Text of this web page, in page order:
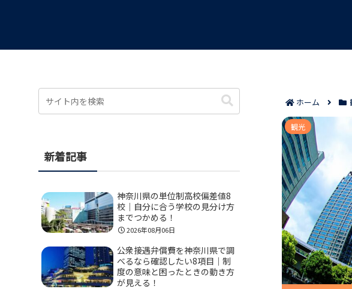
ホーム
横
観光
新着記事
神奈川県の単位制高校偏差値8
校｜自分に合う学校の見分け方
までつかめる！
2026年08月06日
公衆接遇弁償費を神奈川県で調
べるなら確認したい8項目｜制
度の意味と困ったときの動き方
が見える！